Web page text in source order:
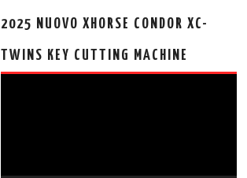
2025 NUOVO XHORSE CONDOR XC-
TWINS KEY CUTTING MACHINE